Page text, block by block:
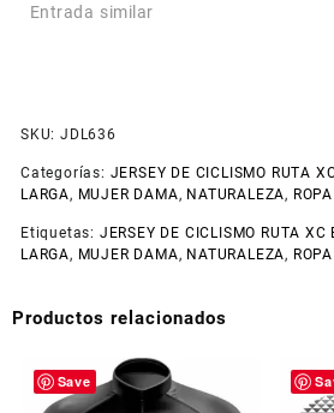
Entrada similar
SKU: JDL636
Categorías: JERSEY DE CICLISMO RUTA
LARGA, MUJER DAMA, NATURALEZA,
Etiquetas: JERSEY DE CICLISMO RUTA XC
LARGA, MUJER DAMA, NATURALEZA,
Productos relacionados
Save